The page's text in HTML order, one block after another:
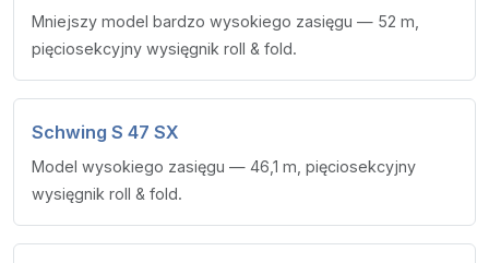
Mniejszy model bardzo wysokiego zasięgu — 52 m,
pięciosekcyjny wysięgnik roll & fold.
Schwing S 47 SX
Model wysokiego zasięgu — 46,1 m, pięciosekcyjny
wysięgnik roll & fold.